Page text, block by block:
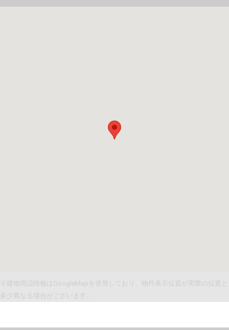
※建物周辺情報はGoogleMapを使用しており、物件表示位置が実際の位置と
多少異なる場合がございます。